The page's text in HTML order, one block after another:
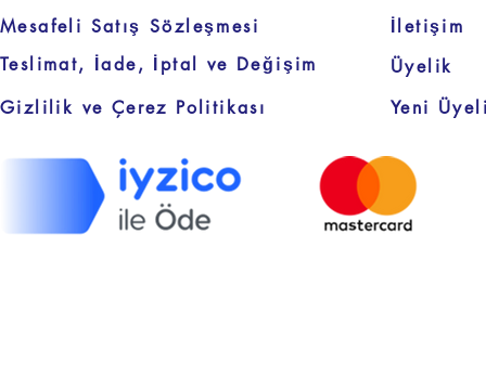
Mesafeli Satış Sözleşmesi
Teslimat, İade, İptal ve Değişim
Gizlilik ve Çerez Politikası
İletişim
Üyelik
Yeni